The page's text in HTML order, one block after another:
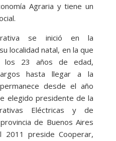
Agraria y tiene un
se inició en la
localidad natal, en la que
los 23 años de edad,
hasta llegar a la
desde el año
elegido presidente de la
Eléctricas y de
de Buenos Aires
2011 preside Cooperar,